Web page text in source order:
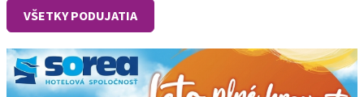
VŠETKY PODUJATIA